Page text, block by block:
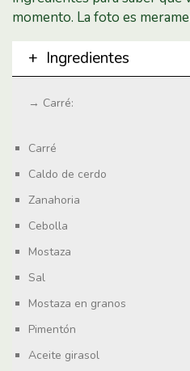
momento. La foto es
Ingredientes
→
Carré
Caldo de cerdo
Zanahoria
Cebolla
Mostaza
Sal
Mostaza en granos
Pimentón
Aceite girasol